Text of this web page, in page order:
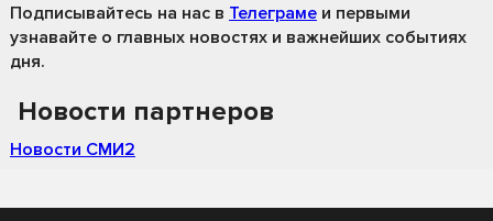
Подписывайтесь на нас в Телеграме и первыми
узнавайте о главных новостях и важнейших событиях
дня.
Новости партнеров
Новости СМИ2